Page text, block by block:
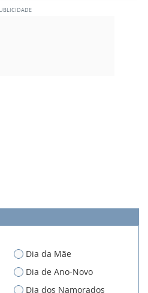
Dia da Mãe
Dia de Ano-Novo
Dia dos Namorados